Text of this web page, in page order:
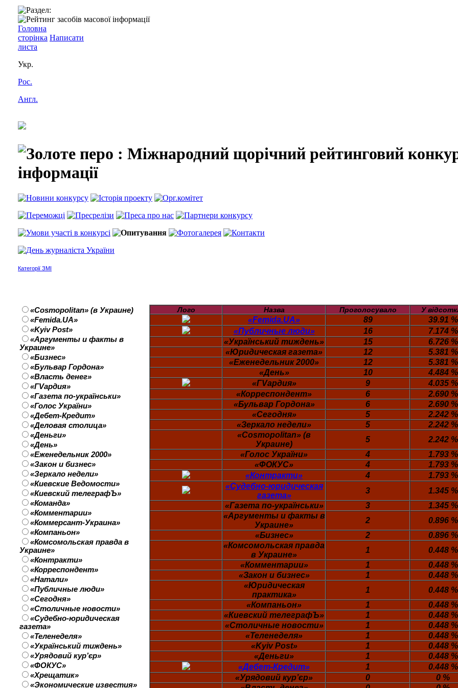
Головна
сторінка Написати
листа
Укр.
Рос.
Англ.
Категорії ЗМІ
«Cosmopolitan» (в Украине)
«Femida.UA»
«Kyiv Post»
«Аргументы и факты в
Украине»
«Бизнес»
«Бульвар Гордона»
«Власть денег»
«ГVардия»
«Газета по-українськи»
«Голос України»
«Дебет-Кредит»
«Деловая столица»
«Деньги»
«День»
«Еженедельник 2000»
«Закон и бизнес»
«Зеркало недели»
«Киевские Ведомости»
«Киевский телеграфЪ»
«Команда»
«Комментарии»
«Коммерсант-Украина»
«Компаньон»
«Комсомольская правда в
Украине»
«Контракти»
«Корреспондент»
«Натали»
«Публичные люди»
«Сегодня»
«Столичные новости»
«Судебно-юридическая
газета»
«Теленеделя»
«Український тиждень»
«Урядовий кур’єр»
«ФОКУС»
«Хрещатик»
«Экономические известия»
Лого Назва Проголосувало У
«Femida.UA» 89
39.91 %
«Публичные люди»
16
7.174 %
«Український тиждень»
15
6.726 %
«Юридическая газета»
12
5.381 %
«Еженедельник 2000»
12
5.381 %
«День»
10
4.484 %
«ГVардия»
9
4.035 %
«Корреспондент»
6
2.690 %
«Бульвар Гордона»
6
2.690 %
«Сегодня»
5
2.242 %
«Зеркало недели»
5
2.242 %
«Cosmopolitan» (в
Украине)
5
2.242 %
«Голос України»
4
1.793 %
«ФОКУС»
4
1.793 %
«Контракти»
4
1.793 %
«Судебно-юридическая
газета»
3
1.345 %
«Газета по-українськи»
3
1.345 %
«Аргументы и факты в
Украине»
2
0.896 %
«Бизнес»
2
0.896 %
«Комсомольская правда
в Украине»
1
0.448 %
«Комментарии»
1
0.448 %
«Закон и бизнес»
1
0.448 %
«Юридическая
практика»
1
0.448 %
«Компаньон»
1
0.448 %
«Киевский телеграфЪ»
1
0.448 %
«Столичные новости»
1
0.448 %
«Теленеделя»
1
0.448 %
«Kyiv Post»
1
0.448 %
«Деньги»
1
0.448 %
«Дебет-Кредит»
1
0.448 %
«Урядовий кур’єр»
0
0 %